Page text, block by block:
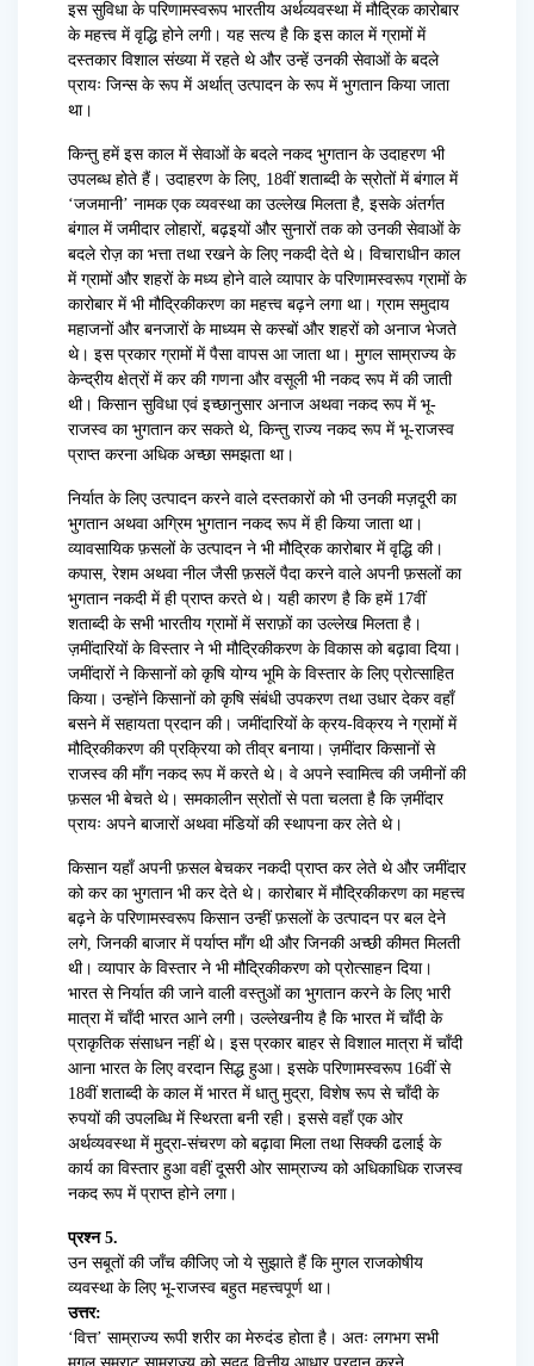
इस सुविधा के परिणामस्वरूप भारतीय अर्थव्यवस्था में मौद्रिक कारोबार
के महत्त्व में वृद्धि होने लगी। यह सत्य है कि इस काल में ग्रामों में
दस्तकार विशाल संख्या में रहते थे और उन्हें उनकी सेवाओं के बदले
प्रायः जिन्स के रूप में अर्थात् उत्पादन के रूप में भुगतान किया जाता
था।
किन्तु हमें इस काल में सेवाओं के बदले नकद भुगतान के उदाहरण भी
उपलब्ध होते हैं। उदाहरण के लिए, 18वीं शताब्दी के स्रोतों में बंगाल में
‘जजमानी’ नामक एक व्यवस्था का उल्लेख मिलता है, इसके अंतर्गत
बंगाल में जमीदार लोहारों, बढ़इयों और सुनारों तक को उनकी सेवाओं के
बदले रोज़ का भत्ता तथा रखने के लिए नकदी देते थे। विचाराधीन काल
में ग्रामों और शहरों के मध्य होने वाले व्यापार के परिणामस्वरूप ग्रामों के
कारोबार में भी मौद्रिकीकरण का महत्त्व बढ़ने लगा था। ग्राम समुदाय
महाजनों और बनजारों के माध्यम से कस्बों और शहरों को अनाज भेजते
थे। इस प्रकार ग्रामों में पैसा वापस आ जाता था। मुगल साम्राज्य के
केन्द्रीय क्षेत्रों में कर की गणना और वसूली भी नकद रूप में की जाती
थी। किसान सुविधा एवं इच्छानुसार अनाज अथवा नकद रूप में भू-
राजस्व का भुगतान कर सकते थे, किन्तु राज्य नकद रूप में भू-राजस्व
प्राप्त करना अधिक अच्छा समझता था।
निर्यात के लिए उत्पादन करने वाले दस्तकारों को भी उनकी मज़दूरी का
भुगतान अथवा अग्रिम भुगतान नकद रूप में ही किया जाता था।
व्यावसायिक फ़सलों के उत्पादन ने भी मौद्रिक कारोबार में वृद्धि की।
कपास, रेशम अथवा नील जैसी फ़सलें पैदा करने वाले अपनी फ़सलों का
भुगतान नकदी में ही प्राप्त करते थे। यही कारण है कि हमें 17वीं
शताब्दी के सभी भारतीय ग्रामों में सराफ़ों का उल्लेख मिलता है।
ज़मींदारियों के विस्तार ने भी मौद्रिकीकरण के विकास को बढ़ावा दिया।
जमींदारों ने किसानों को कृषि योग्य भूमि के विस्तार के लिए प्रोत्साहित
किया। उन्होंने किसानों को कृषि संबंधी उपकरण तथा उधार देकर वहाँ
बसने में सहायता प्रदान की। जमींदारियों के क्रय-विक्रय ने ग्रामों में
मौद्रिकीकरण की प्रक्रिया को तीव्र बनाया। ज़मींदार किसानों से
राजस्व की माँग नकद रूप में करते थे। वे अपने स्वामित्व की जमीनों की
फ़सल भी बेचते थे। समकालीन स्रोतों से पता चलता है कि ज़मींदार
प्रायः अपने बाजारों अथवा मंडियों की स्थापना कर लेते थे।
किसान यहाँ अपनी फ़सल बेचकर नकदी प्राप्त कर लेते थे और जमींदार
को कर का भुगतान भी कर देते थे। कारोबार में मौद्रिकीकरण का महत्त्व
बढ़ने के परिणामस्वरूप किसान उन्हीं फ़सलों के उत्पादन पर बल देने
लगे, जिनकी बाजार में पर्याप्त माँग थी और जिनकी अच्छी कीमत मिलती
थी। व्यापार के विस्तार ने भी मौद्रिकीकरण को प्रोत्साहन दिया।
भारत से निर्यात की जाने वाली वस्तुओं का भुगतान करने के लिए भारी
मात्रा में चाँदी भारत आने लगी। उल्लेखनीय है कि भारत में चाँदी के
प्राकृतिक संसाधन नहीं थे। इस प्रकार बाहर से विशाल मात्रा में चाँदी
आना भारत के लिए वरदान सिद्ध हुआ। इसके परिणामस्वरूप 16वीं से
18वीं शताब्दी के काल में भारत में धातु मुद्रा, विशेष रूप से चाँदी के
रुपयों की उपलब्धि में स्थिरता बनी रही। इससे वहाँ एक ओर
अर्थव्यवस्था में मुद्रा-संचरण को बढ़ावा मिला तथा सिक्की ढलाई के
कार्य का विस्तार हुआ वहीं दूसरी ओर साम्राज्य को अधिकाधिक राजस्व
नकद रूप में प्राप्त होने लगा।
प्रश्न 5.
उन सबूतों की जाँच कीजिए जो ये सुझाते हैं कि मुगल राजकोषीय
व्यवस्था के लिए भू-राजस्व बहुत महत्त्वपूर्ण था।
उत्तर:
‘वित्त’ साम्राज्य रूपी शरीर का मेरुदंड होता है। अतः लगभग सभी